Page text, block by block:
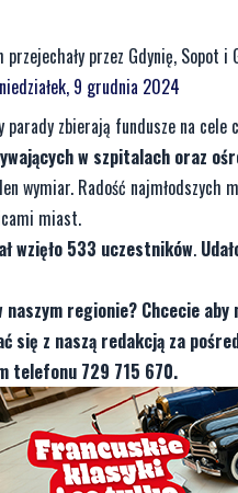
przejechały przez Gdynię,
9 grudnia 2024
zbierają fundusze na cele
w szpitalach oraz
wymiar. Radość
miast.
wzięło 533 uczestników.
regionie? Chcecie
się z naszą redakcją za
telefonu 729 715 670.